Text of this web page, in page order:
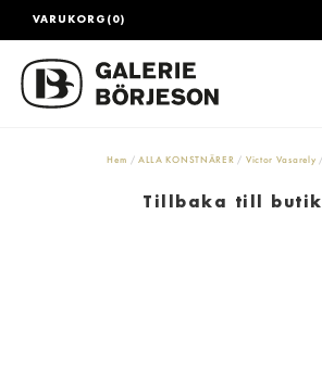
VARUKORG(0)
Hem ALLA KONSTNÄRER Victor Vasarely
Tillbaka till butik